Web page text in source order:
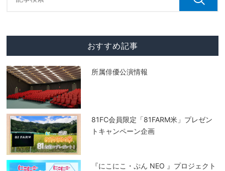
おすすめ記事
所属俳優公演情報
81FC会員限定「81FARM米」プレゼン
トキャンペーン企画
『にこにこ・ぷん NEO 』プロジェクト